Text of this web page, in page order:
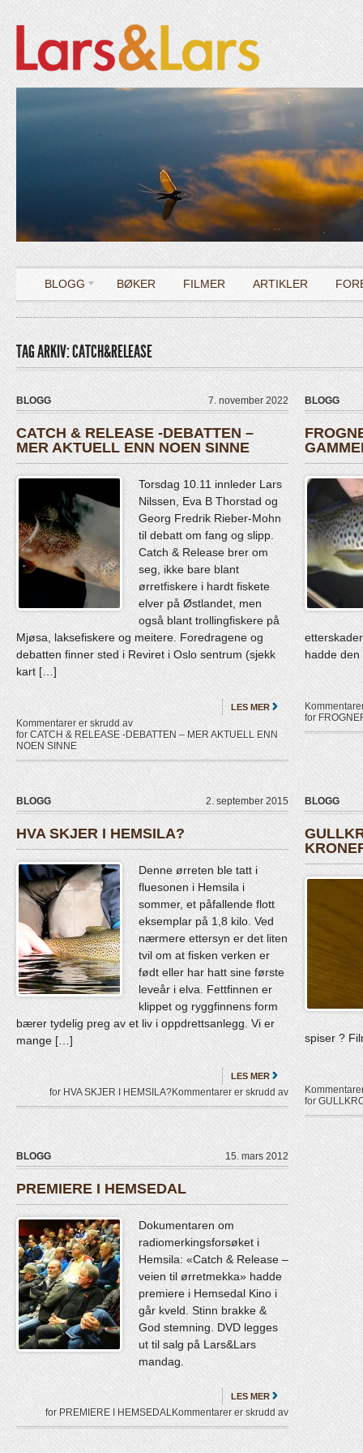
BLOGG BØKER FILMER ARTIKLER
TAG ARKIV: CATCH&RELEASE
BLOGG 7. november 2022
CATCH & RELEASE -DEBATTEN –
MER AKTUELL ENN NOEN SINNE
Torsdag 10.11 innleder Lars
Nilssen, Eva B Thorstad og
Georg Fredrik Rieber-Mohn
til debatt om fang og slipp.
Catch & Release brer om
seg, ikke bare blant
ørretfiskere i hardt fiskete
elver på Østlandet, men
også blant trollingfiskere på
Mjøsa, laksefiskere og meitere. Foredragene og
debatten finner sted i Reviret i Oslo sentrum (sjekk
kart […]
LES MER
Kommentarer er skrudd av
for CATCH & RELEASE -DEBATTEN – MER AKTUELL ENN
NOEN SINNE
BLOGG
hadde
for
BLOGG 2. september 2015
HVA SKJER I HEMSILA?
Denne ørreten ble tatt i
fluesonen i Hemsila i
sommer, et påfallende flott
eksemplar på 1,8 kilo. Ved
nærmere ettersyn er det liten
tvil om at fisken verken er
født eller har hatt sine første
leveår i elva. Fettfinnen er
klippet og ryggfinnens form
bærer tydelig preg av et liv i oppdrettsanlegg. Vi er
mange […]
LES MER
Kommentarer er skrudd av
for HVA SKJER I HEMSILA?
BLOGG
spiser ?
for
BLOGG 15. mars 2012
PREMIERE I HEMSEDAL
Dokumentaren om
radiomerkingsforsøket i
Hemsila: «Catch & Release –
veien til ørretmekka» hadde
premiere i Hemsedal Kino i
går kveld. Stinn brakke &
God stemning. DVD legges
ut til salg på Lars&Lars
mandag.
LES MER
Kommentarer er skrudd av
for PREMIERE I HEMSEDAL